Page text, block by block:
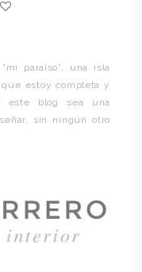
paraíso”, una isla
estoy completa y
este blog sea una
sin ningún otro